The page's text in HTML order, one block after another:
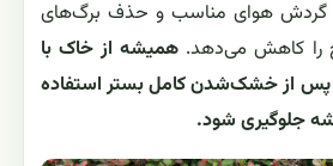
گردش هوای مناسب و حذف برگ‌های
را کاهش می‌دهد. همیشه از خاک با
پس از خشک‌شدن کامل بستر استفاده
جلوگیری شود.